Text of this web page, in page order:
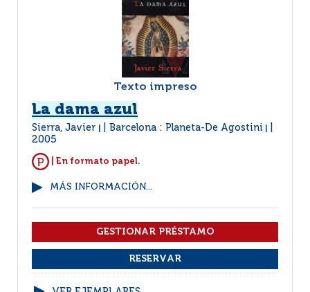
Texto impreso
La dama azul
Sierra, Javier Barcelona : Planeta-De Agostini
2005
| En formato papel.
MÁS INFORMACIÓN...